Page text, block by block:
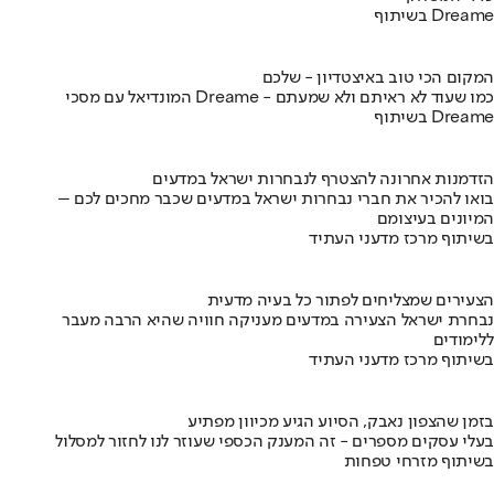
בשיתוף Dreame
המקום הכי טוב באיצטדיון - שלכם
המונדיאל עם מסכי Dreame - כמו שעוד לא ראיתם ולא שמעתם
בשיתוף Dreame
הזדמנות אחרונה להצטרף לנבחרות ישראל במדעים
בואו להכיר את חברי נבחרות ישראל במדעים שכבר מחכים לכם –
המיונים בעיצומם
בשיתוף מרכז מדעני העתיד
הצעירים שמצליחים לפתור כל בעיה מדעית
נבחרת ישראל הצעירה במדעים מעניקה חוויה שהיא הרבה מעבר
ללימודים
בשיתוף מרכז מדעני העתיד
בזמן שהצפון נאבק, הסיוע הגיע מכיוון מפתיע
בעלי עסקים מספרים - זה המענק הכספי שעוזר לנו לחזור למסלול
בשיתוף מזרחי טפחות